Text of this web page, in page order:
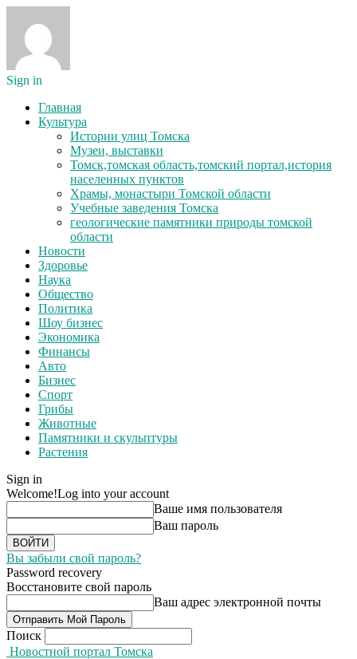
Sign in
Главная
Культура
Истории улиц Томска
Музеи, выставки
Томск,томская область,томский портал,история
населенных пунктов
Храмы, монастыри Томской области
Учебные заведения Томска
геологические памятники природы томской
области
Новости
Здоровье
Наука
Общество
Политика
Шоу бизнес
Экономика
Финансы
Авто
Бизнес
Спорт
Грибы
Животные
Памятники и скульптуры
Растения
Sign in
Welcome!Log into your account
Ваше имя пользователя
Ваш пароль
Вы забыли свой пароль?
Password recovery
Восстановите свой пароль
Ваш адрес электронной почты
Поиск
Новостной портал Томска